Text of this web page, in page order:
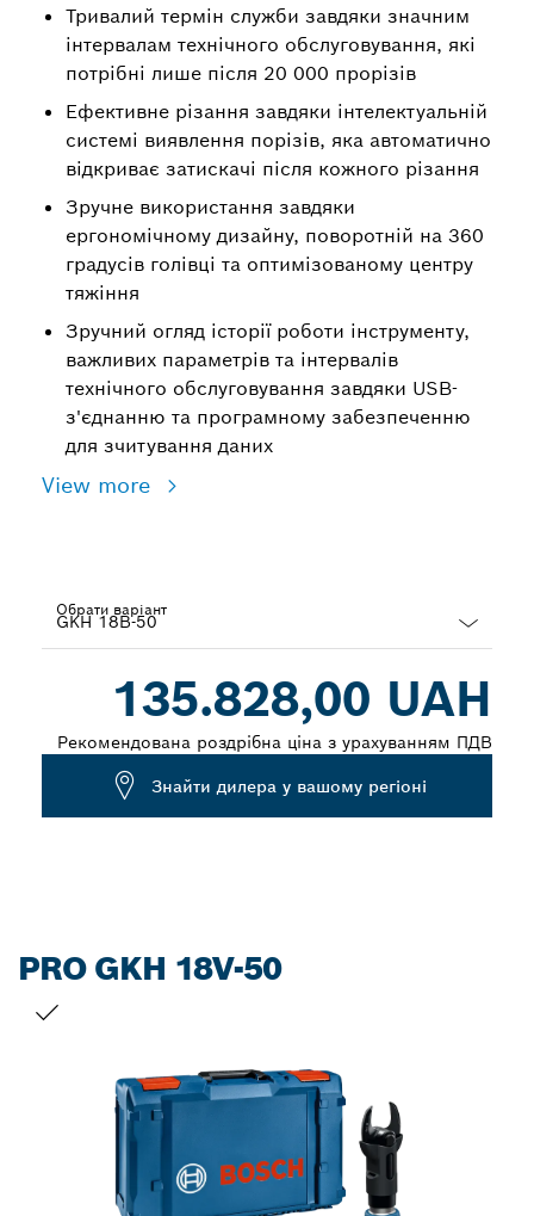
Тривалий термін служби завдяки значним
інтервалам технічного обслуговування, які
потрібні лише після 20 000 прорізів
Ефективне різання завдяки інтелектуальній
системі виявлення порізів, яка автоматично
відкриває затискачі після кожного різання
Зручне використання завдяки
ергономічному дизайну, поворотній на 360
градусів голівці та оптимізованому центру
тяжіння
Зручний огляд історії роботи інструменту,
важливих параметрів та інтервалів
технічного обслуговування завдяки USB-
з'єднанню та програмному забезпеченню
для зчитування даних
View more
Обрати варіант
135.828,00 UAH
Рекомендована роздрібна ціна з урахуванням ПДВ
Знайти дилера у вашому регіоні
PRO GKH 18V-50